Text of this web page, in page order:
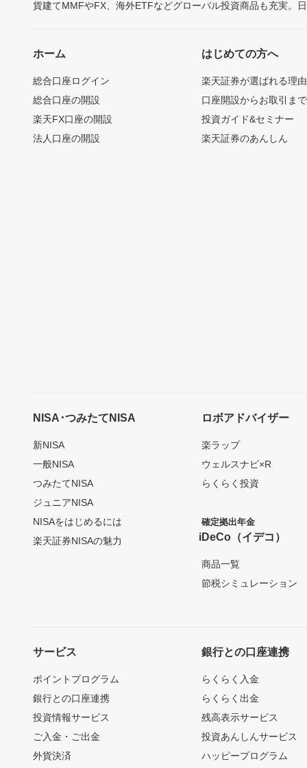
貨建てMMFやFX、海外ETFなどグローバル投資商品も充実。
ホーム
総合口座ログイン
総合口座の開設
楽天FX口座の開設
法人口座の開設
はじめての方へ
楽天証券が選ばれる理由
口座開設からお取引ま
投資ガイド&セミナー
楽天証券のあんしん
NISA･つみたてNISA
新NISA
一般NISA
つみたてNISA
ジュニアNISA
NISAをはじめるには
楽天証券NISAの魅力
ロボアドバイザー
楽ラップ
ウェルスナビ×R
らくらく投資
確定拠出年金
iDeCo（イデコ）
商品一覧
節税シミュレーション
サービス
ポイントプログラム
銀行との口座連携
投資情報サービス
ご入金・ご出金
外貨決済
銀行との口座連携
らくらく入金
らくらく出金
残高表示サービス
投資あんしんサービス
ハッピープログラム